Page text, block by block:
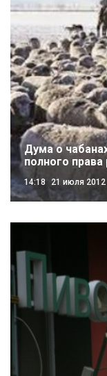
Дума о
полного
14:18 21 июля 2012